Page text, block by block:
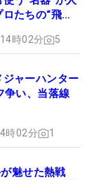
たちの“飛ば
時02分 5
ャーハンター
い、当落線
時02分 1
魅せた熱戦